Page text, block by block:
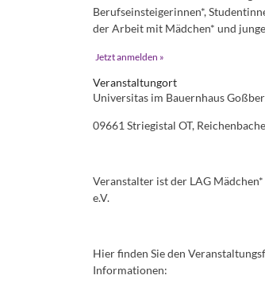
Berufseinsteigerinnen*,
der Arbeit mit Mädchen* und
Jetzt anmelden »
Veranstaltungort
Universitas im Bauernhaus
09661 Striegistal OT,
Veranstalter ist der LAG
e.V.
Hier finden Sie den
Informationen: